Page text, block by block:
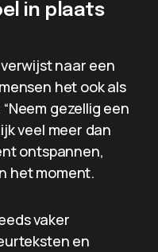
in plaats
naar een
het ook als
gezellig een
veel meer dan
ontspannen,
het moment.
vaker
en